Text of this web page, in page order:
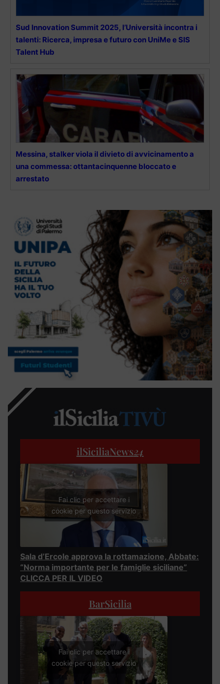
Sud Innovation Summit 2025, l’Università incontra i
talenti: Ricerca, impresa e futuro con UniMe e SIS
Talent Hub
Messina, stalker viola il divieto di avvicinamento a
una commessa: ottantacinquenne bloccato e
arrestato
ilSiciliaNews24
Fai clic per accettare i
cookie per questo servizio
Sala d’Ercole approva la rottamazione, Abbate:
“Norma importante per le famiglie siciliane”
CLICCA PER IL VIDEO
BarSicilia
Fai clic per accettare i
cookie per questo servizio